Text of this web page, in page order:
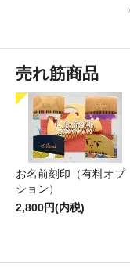
売れ筋商品
お名前刻印（有料オプ
ション）
2,800円(内税)